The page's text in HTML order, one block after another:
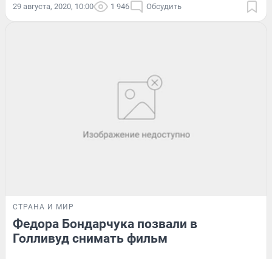
29 августа, 2020, 10:00 1 946 Обсудить
СТРАНА И МИР
Федора Бондарчука позвали в
Голливуд снимать фильм